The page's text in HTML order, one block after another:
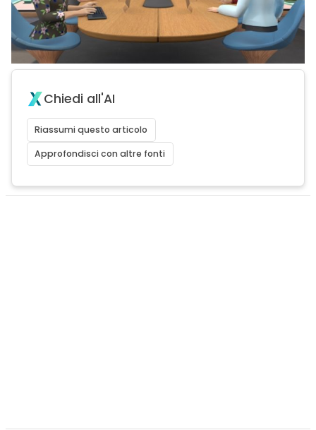
Chiedi all'AI
Riassumi questo articolo
Approfondisci con altre fonti